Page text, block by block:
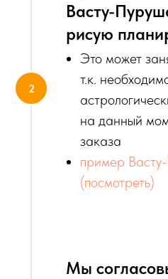
Васту-
рисую
Это может
т.к.
на данный
заказа
пример
(посмотреть)
Мы